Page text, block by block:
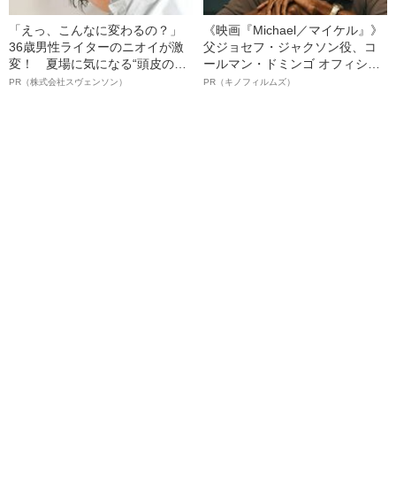
「えっ、こんなに変わるの？」
36歳男性ライターのニオイが激
変！ 夏場に気になる“頭皮のニ
オイ”や“ベタつき”を解消す
PR（株式会社スヴェンソン）
《映画『Michael／マイケル』》
父ジョセフ・ジャクソン役、コ
ールマン・ドミンゴ オフィシャ
ルインタビュー“観客を魅了した
PR（キノフィルムズ）